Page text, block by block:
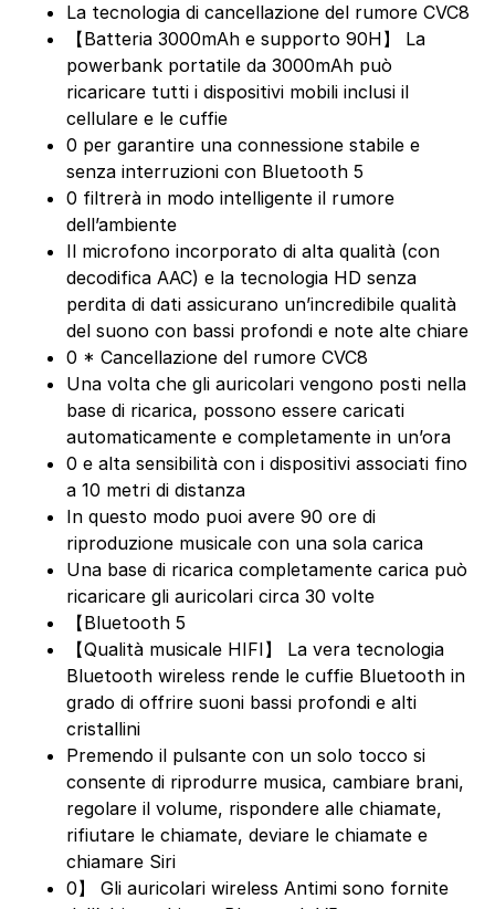
La tecnologia di cancellazione del rumore CVC8
【Batteria 3000mAh e supporto 90H】 La
powerbank portatile da 3000mAh può
ricaricare tutti i dispositivi mobili inclusi il
cellulare e le cuffie
0 per garantire una connessione stabile e
senza interruzioni con Bluetooth 5
0 filtrerà in modo intelligente il rumore
dell’ambiente
Il microfono incorporato di alta qualità (con
decodifica AAC) e la tecnologia HD senza
perdita di dati assicurano un’incredibile qualità
del suono con bassi profondi e note alte chiare
0 * Cancellazione del rumore CVC8
Una volta che gli auricolari vengono posti nella
base di ricarica, possono essere caricati
automaticamente e completamente in un’ora
0 e alta sensibilità con i dispositivi associati fino
a 10 metri di distanza
In questo modo puoi avere 90 ore di
riproduzione musicale con una sola carica
Una base di ricarica completamente carica può
ricaricare gli auricolari circa 30 volte
【Bluetooth 5
【Qualità musicale HIFI】 La vera tecnologia
Bluetooth wireless rende le cuffie Bluetooth in
grado di offrire suoni bassi profondi e alti
cristallini
Premendo il pulsante con un solo tocco si
consente di riprodurre musica, cambiare brani,
regolare il volume, rispondere alle chiamate,
rifiutare le chiamate, deviare le chiamate e
chiamare Siri
0】 Gli auricolari wireless Antimi sono fornite